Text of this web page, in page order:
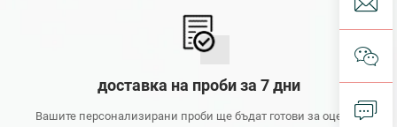
доставка на проби за 7 дни
Вашите персонализирани проби ще бъдат готови за оценка